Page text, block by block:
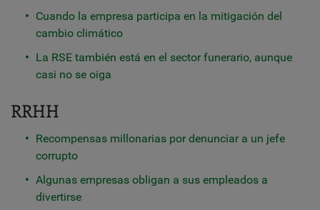
Cuando la empresa participa en la mitigación del
cambio climático
La RSE también está en el sector funerario, aunque
casi no se oiga
RRHH
Recompensas millonarias por denunciar a un jefe
corrupto
Algunas empresas obligan a sus empleados a
divertirse